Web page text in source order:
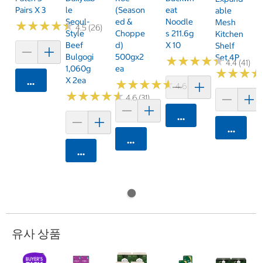
Pairs X 3
★★★★★
★★★★★4.5 (26)
카트에 담기
Le
Seoul-
Style
Beef
Bulgogi
1,060g
X 2ea
★★★★★
★★★★★4.6 (31)
카트에 담기
(season
Ed &
Choppe
D)
500gx2
Ea
★★★★★
★★★★★4.6 (51)
카트에 담기
Eat
Noodle
S 211.6g
X 10
★★★★★
★★★★★4.4 (41)
카트에 담기
Able
Mesh
Kitchen
Shelf
Set 4P
★★★
★★★
카트에
유사 상품